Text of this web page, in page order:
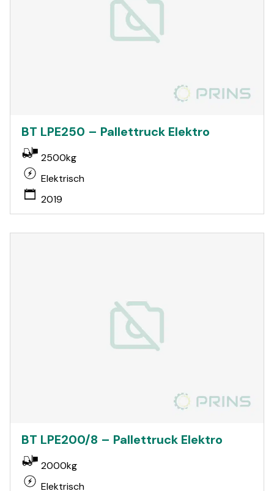
BT LPE250 – Pallettruck Elektro
2500kg
Elektrisch
2019
BT LPE200/8 – Pallettruck Elektro
2000kg
Elektrisch